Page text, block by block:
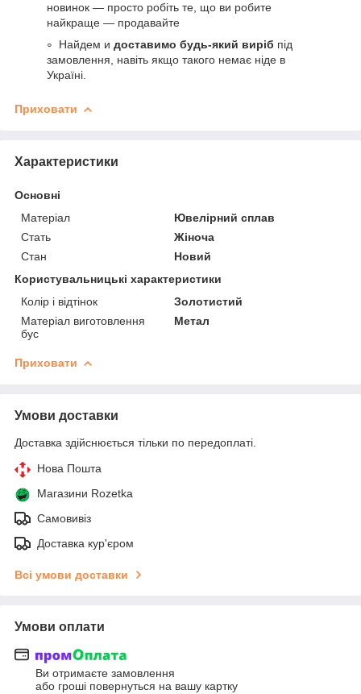
новинок — просто робіть те, що ви робите
найкраще — продавайте
Найдем и доставимо будь-який виріб під
замовлення, навіть якщо такого немає ніде в
Україні.
Приховати
Характеристики
Основні
Матеріал
Ювелірний сплав
Стать
Жіноча
Стан
Новий
Користувальницькі характеристики
Колір і відтінок
Золотистий
Матеріал виготовлення
бус
Метал
Приховати
Умови доставки
Доставка здійснюється тільки по передоплаті.
Нова Пошта
Магазини Rozetka
Самовивіз
Доставка кур'єром
Всі умови доставки
Умови оплати
Ви отримаєте замовлення
або гроші повернуться на вашу картку